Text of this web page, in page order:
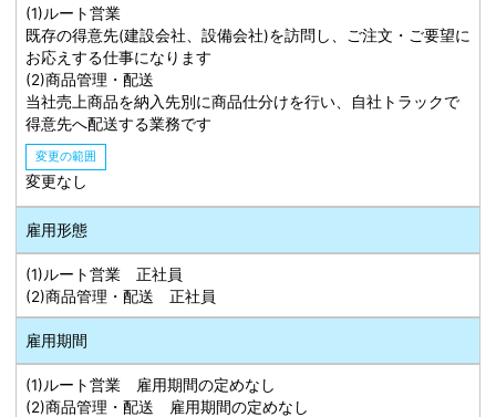
(1)ルート営業
既存の得意先(建設会社、設備会社)を訪問し、ご注文・ご要望に
お応えする仕事になります
(2)商品管理・配送
当社売上商品を納入先別に商品仕分けを行い、自社トラックで
得意先へ配送する業務です
変更の範囲
変更なし
雇用形態
(1)ルート営業 正社員
(2)商品管理・配送 正社員
雇用期間
(1)ルート営業 雇用期間の定めなし
(2)商品管理・配送 雇用期間の定めなし